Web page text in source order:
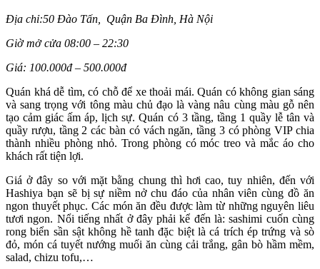
Địa chỉ:50 Đào Tấn, Quận Ba Đình, Hà Nội
Giờ mở cửa 08:00 – 22:30
Giá: 100.000đ – 500.000đ
Quán khá dễ tìm, có chỗ để xe thoải mái. Quán có không gian sáng
và sang trọng với tông màu chủ đạo là vàng nâu cùng màu gỗ nên
tạo cảm giác ấm áp, lịch sự. Quán có 3 tầng, tầng 1 quầy lễ tân và
quầy rượu, tầng 2 các bàn có vách ngăn, tầng 3 có phòng VIP chia
thành nhiều phòng nhỏ. Trong phòng có móc treo và mắc áo cho
khách rất tiện lợi.
Giá ở đây so với mặt bằng chung thì hơi cao, tuy nhiên, đến với
Hashiya bạn sẽ bị sự niềm nở chu đáo của nhân viên cùng đồ ăn
ngon thuyết phục. Các món ăn đều được làm từ những nguyên liêu
tươi ngon. Nổi tiếng nhất ở đây phải kể đến là: sashimi cuốn cùng
rong biển sần sật không hề tanh đặc biệt là cá trích ép trứng và sò
đỏ, món cá tuyết nướng muối ăn cùng cải trắng, gân bò hầm mềm,
salad, chizu tofu,…